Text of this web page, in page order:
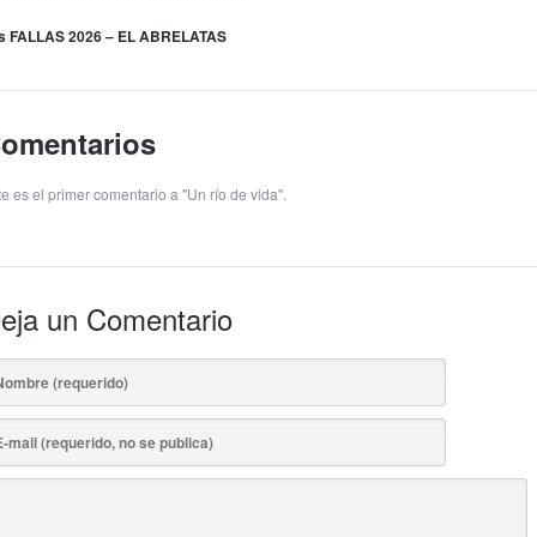
FALLAS 2026 – EL ABRELATAS
es el primer comentario a "Un río de vida".
un Comentario